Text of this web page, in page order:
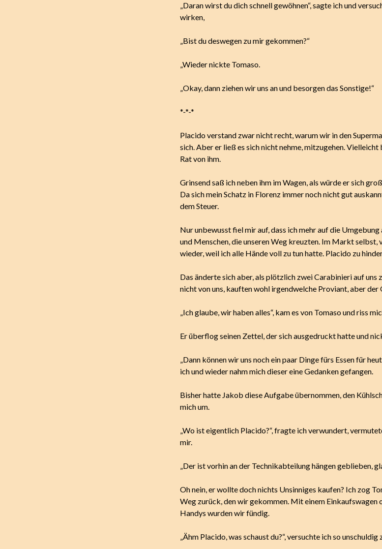
„Daran wirst du dich schnell gewöhnen“, sagte ich und
wirken,
„Bist du deswegen zu mir gekommen?“
„Wieder nickte Tomaso.
„Okay, dann ziehen wir uns an und besorgen das Sonstige!“
*-*-*
Placido verstand zwar nicht recht, warum wir in den
sich. Aber er ließ es sich nicht nehme, mitzugehen.
Rat von ihm.
Grinsend saß ich neben ihm im Wagen, als würde er sich
Da sich mein Schatz in Florenz immer noch nicht gut
dem Steuer.
Nur unbewusst fiel mir auf, dass ich mehr auf die
und Menschen, die unseren Weg kreuzten. Im Markt selbst,
wieder, weil ich alle Hände voll zu tun hatte. Placido zu
Das änderte sich aber, als plötzlich zwei Carabinieri auf uns
nicht von uns, kauften wohl irgendwelche Proviant, aber der
„Ich glaube, wir haben alles“, kam es von Tomaso und riss
Er überflog seinen Zettel, der sich ausgedruckt hatte und
„Dann können wir uns noch ein paar Dinge fürs Essen für
ich und wieder nahm mich dieser eine Gedanken gefangen.
Bisher hatte Jakob diese Aufgabe übernommen, den
mich um.
„Wo ist eigentlich Placido?“, fragte ich verwundert,
mir.
„Der ist vorhin an der Technikabteilung hängen geblieben,
Oh nein, er wollte doch nichts Unsinniges kaufen? Ich zog
Weg zurück, den wir gekommen. Mit einem
Handys wurden wir fündig.
„Ähm Placido, was schaust du?“, versuchte ich so